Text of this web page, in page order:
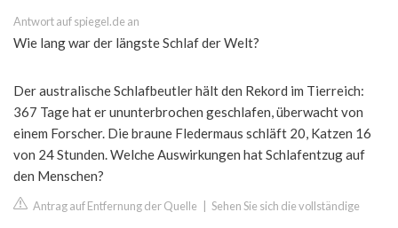
Antwort auf spiegel.de an
Wie lang war der längste Schlaf der Welt?
Der australische Schlafbeutler hält den Rekord im Tierreich:
367 Tage hat er ununterbrochen geschlafen, überwacht von
einem Forscher. Die braune Fledermaus schläft 20, Katzen 16
von 24 Stunden. Welche Auswirkungen hat Schlafentzug auf
den Menschen?
Antrag auf Entfernung der Quelle Sehen Sie sich die vollständige